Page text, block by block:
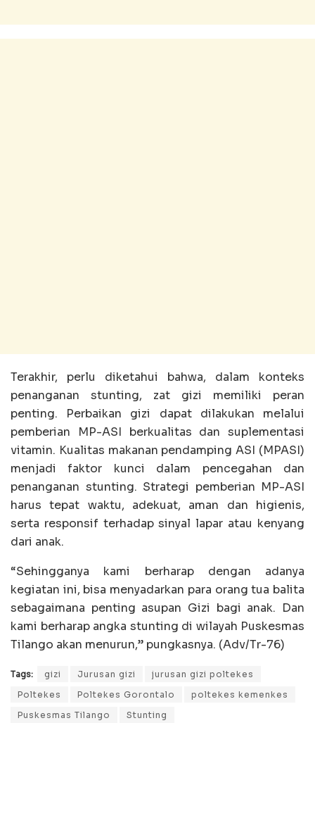
Terakhir, perlu diketahui bahwa, dalam konteks
penanganan stunting, zat gizi memiliki peran
penting. Perbaikan gizi dapat dilakukan melalui
pemberian MP-ASI berkualitas dan suplementasi
vitamin. Kualitas makanan pendamping ASI (MPASI)
menjadi faktor kunci dalam pencegahan dan
penanganan stunting. Strategi pemberian MP-ASI
harus tepat waktu, adekuat, aman dan higienis,
serta responsif terhadap sinyal lapar atau kenyang
dari anak.
“Sehingganya kami berharap dengan adanya
kegiatan ini, bisa menyadarkan para orang tua balita
sebagaimana penting asupan Gizi bagi anak. Dan
kami berharap angka stunting di wilayah Puskesmas
Tilango akan menurun,” pungkasnya. (Adv/Tr-76)
Tags: gizi Jurusan gizi
jurusan gizi poltekes
Poltekes
Poltekes Gorontalo
poltekes kemenkes
Puskesmas Tilango
Stunting